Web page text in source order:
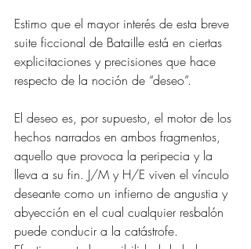
Estimo que el mayor interés de esta breve
suite ficcional de Bataille está en ciertas
explicitaciones y precisiones que hace
respecto de la noción de “deseo”.
El deseo es, por supuesto, el motor de los
hechos narrados en ambos fragmentos,
aquello que provoca la peripecia y la
lleva a su fin. J/M y H/E viven el vínculo
deseante como un infierno de angustia y
abyección en el cual cualquier resbalón
puede conducir a la catástrofe.